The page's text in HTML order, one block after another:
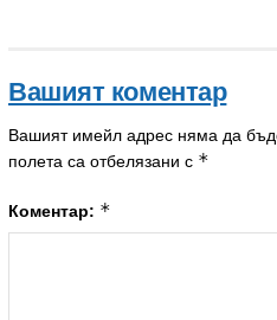
Вашият коментар
Вашият имейл адрес няма да
полета са отбелязани с *
Коментар: *